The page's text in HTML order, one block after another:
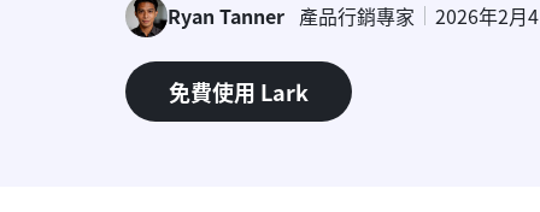
Ryan Tanner 產品行銷專家 2026年2月
免費使用 Lark